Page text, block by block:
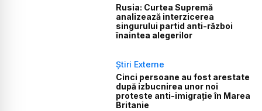
Rusia: Curtea Supremă
analizează interzicerea
singurului partid anti-război
înaintea alegerilor
Știri Externe
Cinci persoane au fost arestate
după izbucnirea unor noi
proteste anti-imigrație în Marea
Britanie